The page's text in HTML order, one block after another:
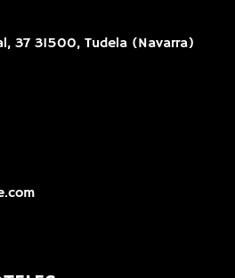
37 31500, Tudela (Navarra)